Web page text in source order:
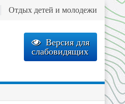
Версия для
слабовидящих
Отдых детей и молодежи